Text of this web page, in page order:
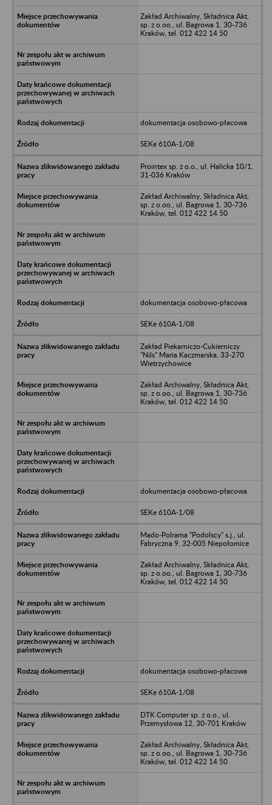
Zakład Archiwalny, Składnica Akt,
sp. z o.oo., ul. Bagrowa 1, 30-736
Kraków, tel. 012 422 14 50
dokumentacja osobowo-płacowa
SEKe 610A-1/08
Prointex sp. z o.o., ul. Halicka 10/1,
31-036 Kraków
Zakład Archiwalny, Składnica Akt,
sp. z o.oo., ul. Bagrowa 1, 30-736
Kraków, tel. 012 422 14 50
dokumentacja osobowo-płacowa
SEKe 610A-1/08
Zakład Piekarniczo-Cukierniczy
"Nils" Maria Kaczmarska, 33-270
Wietrzychowice
Zakład Archiwalny, Składnica Akt,
sp. z o.oo., ul. Bagrowa 1, 30-736
Kraków, tel. 012 422 14 50
dokumentacja osobowo-płacowa
SEKe 610A-1/08
Mado-Polrama "Podolscy" s.j., ul.
Fabryczna 9, 32-005 Niepołomice
Zakład Archiwalny, Składnica Akt,
sp. z o.oo., ul. Bagrowa 1, 30-736
Kraków, tel. 012 422 14 50
dokumentacja osobowo-płacowa
SEKe 610A-1/08
DTK Computer sp. z o.o., ul.
Przemysłowa 12, 30-701 Kraków
Zakład Archiwalny, Składnica Akt,
sp. z o.oo., ul. Bagrowa 1, 30-736
Kraków, tel. 012 422 14 50